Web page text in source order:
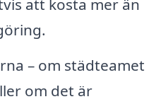
att kosta mer än
– om städteamet
om det är